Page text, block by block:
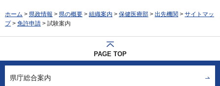
ホーム > 県政情報 > 県の概要 > 組織案内 > 保健医療部 > 出先機関 > サイトマッ
プ> 免許申請 > 試験案内
PAGE TOP
県庁総合案内